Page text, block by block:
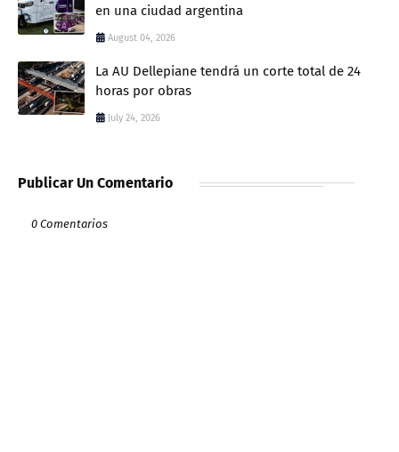
en una ciudad argentina
August 04, 2026
La AU Dellepiane tendrá un corte total de 24
horas por obras
July 24, 2026
Publicar Un Comentario
0 Comentarios